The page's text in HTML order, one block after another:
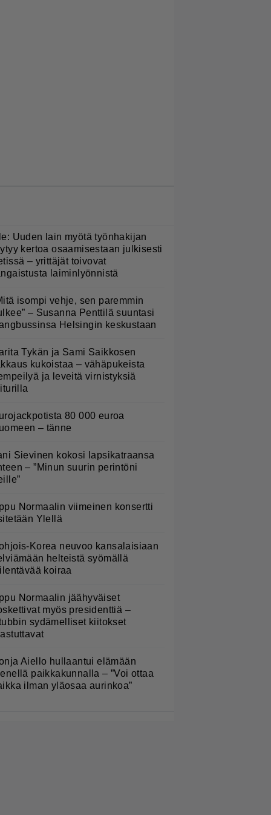
Uuden lain myötä työnhakijan
kertoa osaamisestaan julkisesti
– yrittäjät toivovat
laiminlyönnistä
isompi vehje, sen paremmin
– Susanna Penttilä suuntasi
Helsingin keskustaan
Tykän ja Sami Saikkosen
kukoistaa – vähäpukeista
ja leveitä virnistyksiä
80 000 euroa
– tänne
Sievinen kokosi lapsikatraansa
– ”Minun suurin perintöni
Normaalin viimeinen konsertti
Ylellä
Korea neuvoo kansalaisiaan
helteistä syömällä
koiraa
Normaalin jäähyväiset
myös presidenttiä –
sydämelliset kiitokset
Aiello hullaantui elämään
paikkakunnalla – ”Voi ottaa
ilman yläosaa aurinkoa”